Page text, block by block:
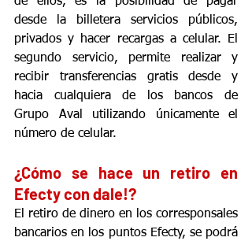
desde la billetera servicios públicos,
privados y hacer recargas a celular. El
segundo servicio, permite realizar y
recibir transferencias gratis desde y
hacia cualquiera de los bancos de
Grupo Aval utilizando únicamente el
número de celular.
¿Cómo se hace un retiro en
Efecty con dale!?
El retiro de dinero en los corresponsales
bancarios en los puntos Efecty, se podrá